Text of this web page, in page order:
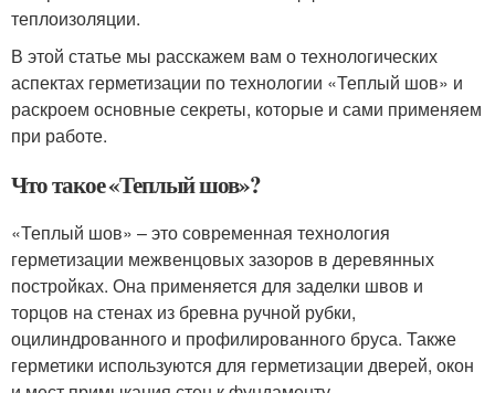
теплоизоляции.
В этой статье мы расскажем вам о технологических
аспектах герметизации по технологии «Теплый шов» и
раскроем основные секреты, которые и сами применяем
при работе.
Что такое «Теплый шов»?
«Теплый шов» – это современная технология
герметизации межвенцовых зазоров в деревянных
постройках. Она применяется для заделки швов и
торцов на стенах из бревна ручной рубки,
оцилиндрованного и профилированного бруса. Также
герметики используются для герметизации дверей, окон